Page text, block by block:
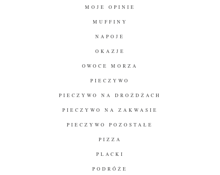
MOJE OPINIE
MUFFINY
NAPOJE
OKAZJE
OWOCE MORZA
PIECZYWO
PIECZYWO NA DROŻDŻACH
PIECZYWO NA ZAKWASIE
PIECZYWO POZOSTAŁE
PIZZA
PLACKI
PODRÓŻE